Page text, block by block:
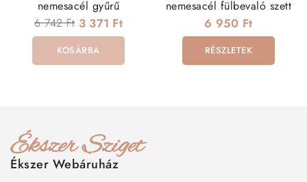
nemesacél gyűrű
6 742 Ft 3 371 Ft
KOSÁRBA
nemesacél fülbevaló szett
6 950 Ft
RÉSZLETEK
Ékszer Webáruház